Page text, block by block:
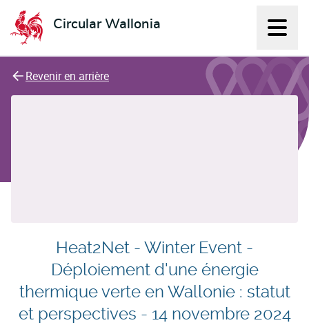
Circular Wallonia
L'économie circulaire
Revenir en arrière
Heat2Net - Winter Event -
Déploiement d'une énergie
thermique verte en Wallonie : statut
et perspectives - 14 novembre 2024